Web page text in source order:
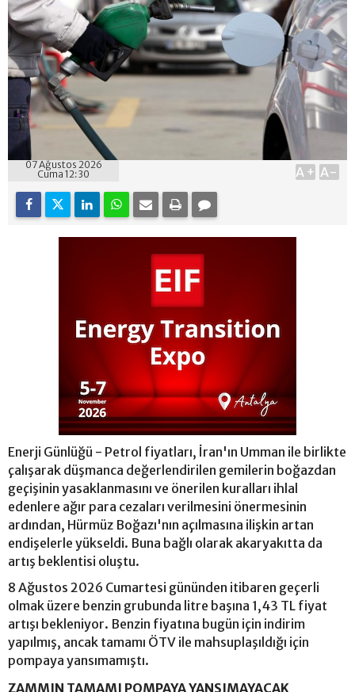
07 Ağustos 2026
Cuma 12:30
A+ A-
Enerji Günlüğü - Petrol fiyatları, İran'ın Umman ile birlikte
çalışarak düşmanca değerlendirilen gemilerin boğazdan
geçişinin yasaklanmasını ve önerilen kuralları ihlal
edenlere ağır para cezaları verilmesini önermesinin
ardından, Hürmüz Boğazı'nın açılmasına ilişkin artan
endişelerle yükseldi. Buna bağlı olarak akaryakıtta da
artış beklentisi oluştu.
8 Ağustos 2026 Cumartesi gününden itibaren geçerli
olmak üzere benzin grubunda litre başına 1,43 TL fiyat
artışı bekleniyor. Benzin fiyatına bugün için indirim
yapılmış, ancak tamamı ÖTV ile mahsuplaşıldığı için
pompaya yansımamıştı.
ZAMMIN TAMAMI POMPAYA YANSIMAYACAK